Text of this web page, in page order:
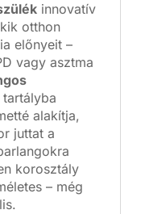
innovatív
otthon
előnyeit –
vagy asztma
tartályba
alakítja,
juttat a
korosztály
– még